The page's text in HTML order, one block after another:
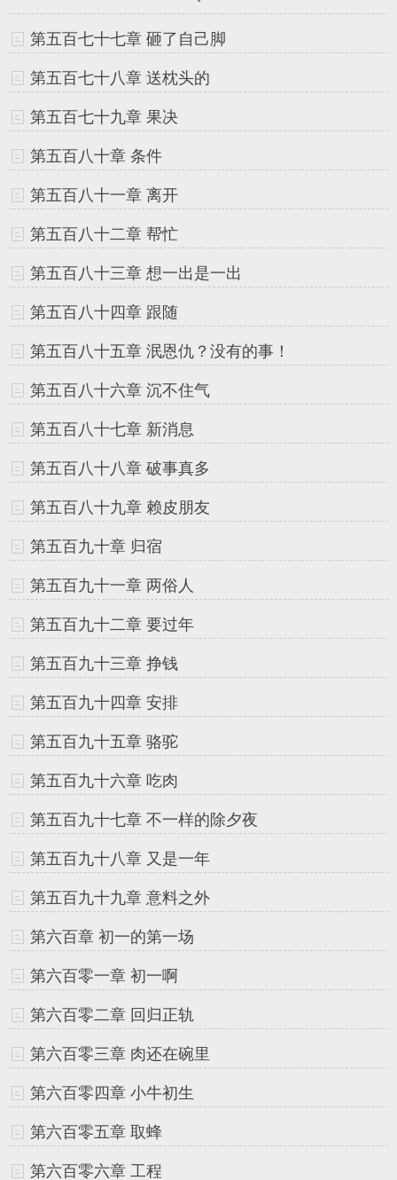
第五百七十七章 砸了自己脚
第五百七十八章 送枕头的
第五百七十九章 果决
第五百八十章 条件
第五百八十一章 离开
第五百八十二章 帮忙
第五百八十三章 想一出是一出
第五百八十四章 跟随
第五百八十五章 泯恩仇？没有的事！
第五百八十六章 沉不住气
第五百八十七章 新消息
第五百八十八章 破事真多
第五百八十九章 赖皮朋友
第五百九十章 归宿
第五百九十一章 两俗人
第五百九十二章 要过年
第五百九十三章 挣钱
第五百九十四章 安排
第五百九十五章 骆驼
第五百九十六章 吃肉
第五百九十七章 不一样的除夕夜
第五百九十八章 又是一年
第五百九十九章 意料之外
第六百章 初一的第一场
第六百零一章 初一啊
第六百零二章 回归正轨
第六百零三章 肉还在碗里
第六百零四章 小牛初生
第六百零五章 取蜂
第六百零六章 工程